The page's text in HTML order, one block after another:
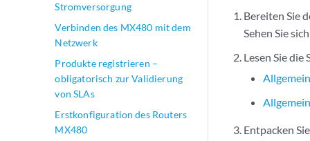
Stromversorgung
Verbinden des MX480 mit dem
Netzwerk
Produkte registrieren –
obligatorisch zur Validierung
von SLAs
Erstkonfiguration des Routers
MX480
Bereiten Sie
Sehen Sie
Lesen Sie
Entpacken